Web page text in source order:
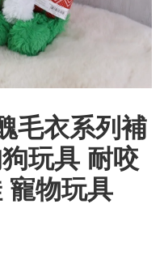
衣系列補
玩具 耐咬
寵物玩具